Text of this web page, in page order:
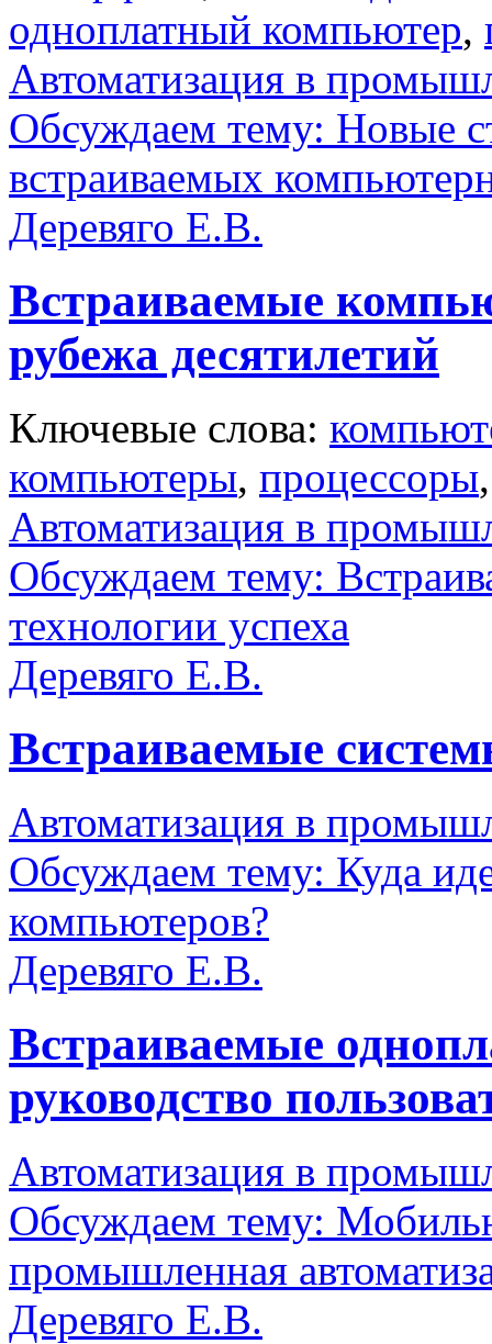
одноплатный компьютер,
Автоматизация в
Обсуждаем тему: Новые
встраиваемых
Деревяго Е.В.
Встраиваемые
рубежа десятилетий
Ключевые слова:
компьютеры, процессоры
Автоматизация в
Обсуждаем тему:
технологии успеха
Деревяго Е.В.
Встраиваемые
Автоматизация в
Обсуждаем тему: Куда
компьютеров?
Деревяго Е.В.
Встраиваемые
руководство
Автоматизация в
Обсуждаем тему:
промышленная
Деревяго Е.В.